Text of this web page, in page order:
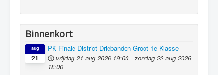
Binnenkort
21
aug
PK Finale District Driebanden Groot 1e Klasse
vrijdag 21 aug 2026 19:00 - zondag 23 aug 2026
18:00